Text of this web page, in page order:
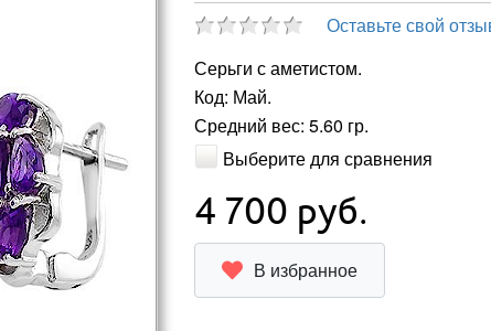
Оставьте свой
Серьги с аметистом.
Код: Май.
Средний вес: 5.60 гр.
Выберите для сравнения
4 700 руб.
В избранное